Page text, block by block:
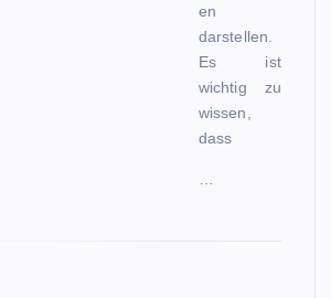
en
darstellen.
Es ist
wichtig zu
wissen,
dass